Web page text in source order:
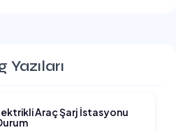
Araç Şarj İstasyonu